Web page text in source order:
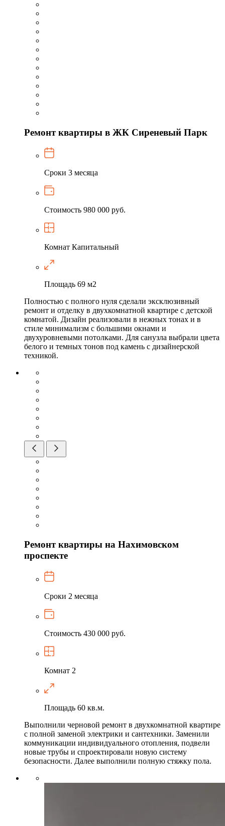
Ремонт квартиры в ЖК Сиреневый Парк
Сроки 3 месяца
Стоимость 980 000 руб.
Комнат Капитальный
Площадь 69 м2
Полностью с полного нуля сделали эксклюзивный
ремонт и отделку в двухкомнатной квартире с детской
комнатой. Дизайн реализовали в нежных тонах и в
стиле минимализм с большими окнами и
двухуровневыми потолками. Для санузла выбрали цвета
белого и темных тонов под камень с дизайнерской
техникой.
Ремонт квартиры на Нахимовском
проспекте
Сроки 2 месяца
Стоимость 430 000 руб.
Комнат 2
Площадь 60 кв.м.
Выполнили черновой ремонт в двухкомнатной квартире
с полной заменой электрики и сантехники. Заменили
коммуникации индивидуального отопления, подвели
новые трубы и спроектировали новую систему
безопасности. Далее выполнили полную стяжку пола.